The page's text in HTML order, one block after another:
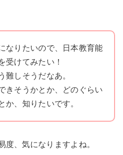
なりたいので、日本教育能
受けてみたい！
難しそうだなあ。
きそうかとか、どのぐらい
か、知りたいです。
度、気になりますよね。